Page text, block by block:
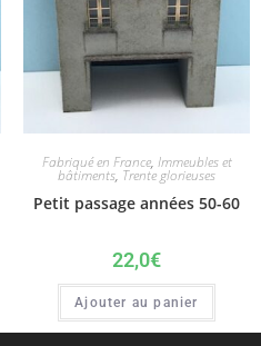
Fabriqué en France, Immeubles et
bâtiments, Trente glorieuses
Petit passage années 50-60
22,0€
Ajouter au panier